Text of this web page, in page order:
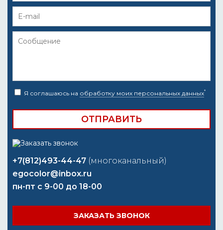
Я соглашаюсь на обработку моих персональных данных*
+7(812)493-44-47 (многоканальный)
egocolor@inbox.ru
пн-пт с 9-00 до 18-00
ЗАКАЗАТЬ ЗВОНОК